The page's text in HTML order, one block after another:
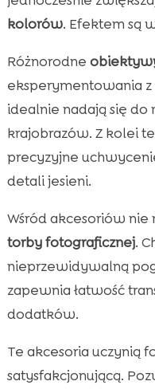
kolorów. Efektem są
Różnorodne
eksperymentowania
idealnie nadają się do
krajobrazów. Z kolei
precyzyjne
detali jesieni.
Wśród akcesoriów
torby fotograficznej.
nieprzewidywalną
zapewnia łatwość
dodatków.
Te akcesoria uczynią
satysfakcjonującą.